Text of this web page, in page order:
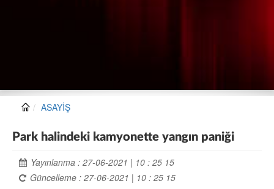
ASAYİŞ
Park halindeki kamyonette yangın paniği
Yayınlanma : 27-06-2021 | 10 : 25 15
Güncelleme : 27-06-2021 | 10 : 25 15